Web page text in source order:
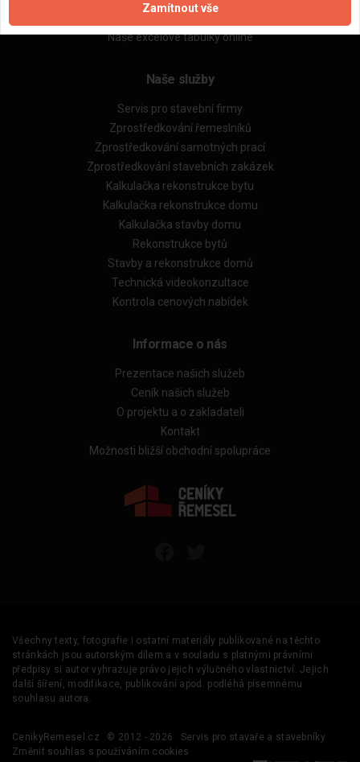
Naše excelové tabulky online
Naše služby
Servis pro stavební firmy
Zprostředkování řemeslníků
Zprostředkování samotných prací
Zprostředkování stavebních zakázek
Kalkulačka rekonstrukce bytu
Kalkulačka rekonstrukce domu
Kalkulačka stavby domu
Rekonstrukce bytů
Stavby a rekonstrukce domů
Technická videokonzultace
Kontrola cenových nabídek
Informace o nás
Prezentace našich služeb
Ceník našich služeb
O projektu a o zakladateli
Kontakt
Možnosti bližší obchodní spolupráce
Všechny texty, fotografie i ostatní materiály publikované na těchto
stránkách jsou autorským dílem a v souladu s platnými právními
předpisy si autor vyhrazuje právo jejich výlučného vlastnictví. Jejich
další šíření, modifikace, publikování apod. podléhá písemnému
souhlasu autora.
CenikyRemesel.cz © 2012 - 2026
Servis pro stavaře a stavebníky
Změnit souhlas s používáním cookies
Zamítnout vše